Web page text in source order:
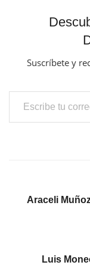
Suscríbete y
Escribe tu correo electrónico…
Araceli
Luis